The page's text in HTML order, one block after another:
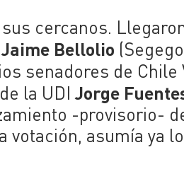
cercanos.
Jaime Bellolio
senadores de Chile
la UDIJorge
-provisorio-
votación, asumía ya